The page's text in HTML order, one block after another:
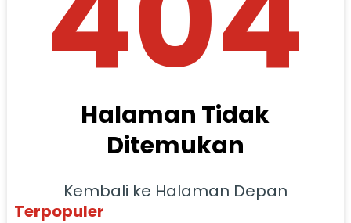
Halaman Tidak
Ditemukan
Kembali ke Halaman Depan
Terpopuler